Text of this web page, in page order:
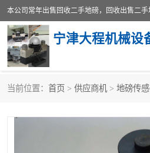
宁津大程机械设
当前位置： 首页 > 供应商机 > 地磅传